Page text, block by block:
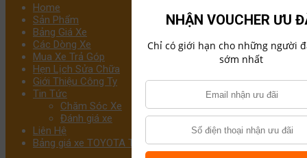
Home
Sản Phẩm
Bảng Giá Xe
Các Dòng Xe
Mua Xe Trả Góp
Hẹn Lịch Sửa Chữa
Giới Thiệu Công Ty
Tin Tức
Chăm Sóc Xe
Đánh giá xe
Liên Hệ
Bảng giá xe TOYOTA THÁI NGUYÊN
NHẬN VOUCHER ƯU
Chỉ có giới hạn cho những người
sớm nhất